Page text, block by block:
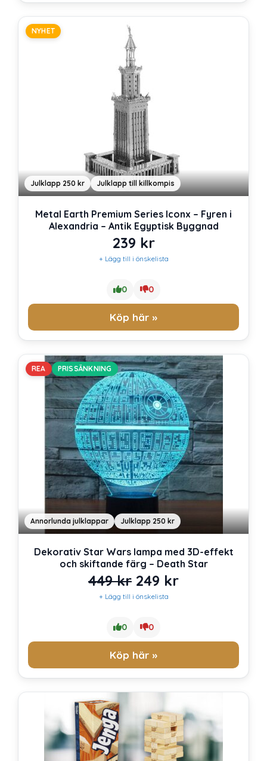
NYHET
Julklapp 250 kr Julklapp till killkompis
Metal Earth Premium Series Iconx – Fyren i
Alexandria – Antik Egyptisk Byggnad
239 kr
+ Lägg till i önskelista
0 0
Köp här »
REA PRISSÄNKNING
Annorlunda julklappar Julklapp 250 kr
Dekorativ Star Wars lampa med 3D-effekt
och skiftande färg – Death Star
449kr Det
ursprungliga
priset
var:
449 kr.
249 krDet
är:
249 kr.
+ Lägg till i önskelista
0 0
Köp här »